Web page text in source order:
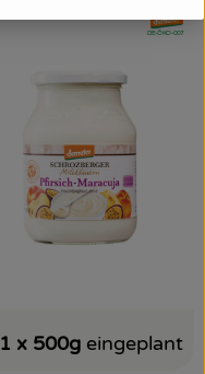
1 x 500g eingeplant
,
, Kontrollstelle:
DE-ÖKO-007